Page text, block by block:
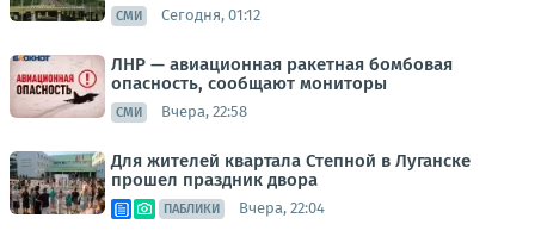
СМИ Сегодня, 01:12
ЛНР — авиационная ракетная бомбовая
опасность, сообщают мониторы
СМИ Вчера, 22:58
Для жителей квартала Степной в Луганске
прошел праздник двора
ПАБЛИКИ Вчера, 22:04